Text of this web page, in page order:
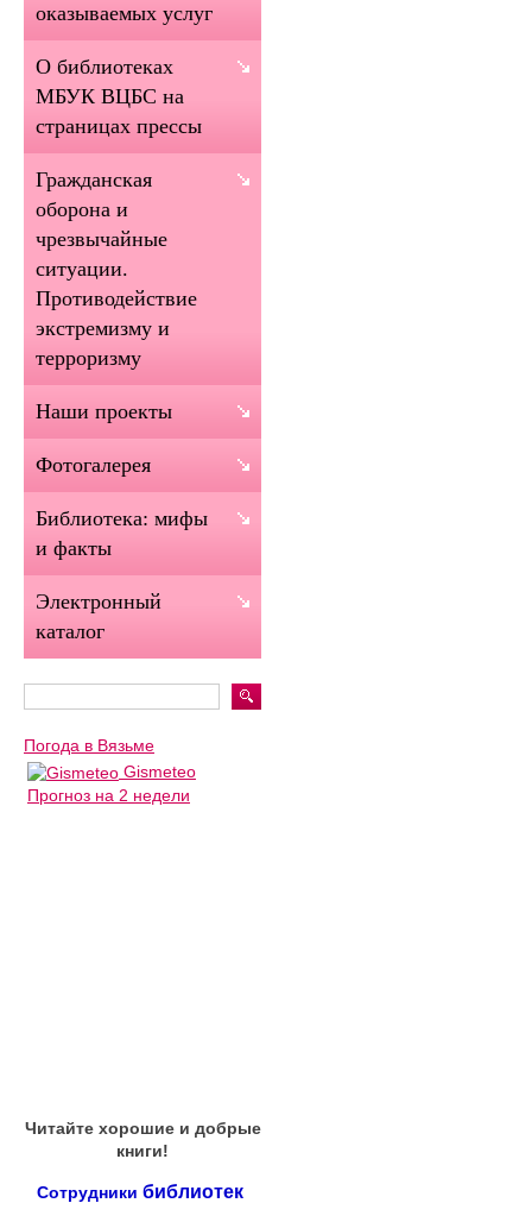
оказываемых услуг
О библиотеках
МБУК ВЦБС на
страницах прессы
Гражданская
оборона и
чрезвычайные
ситуации.
Противодействие
экстремизму и
терроризму
Наши проекты
Фотогалерея
Библиотека: мифы
и факты
Электронный
каталог
Погода в Вязьме
Gismeteo
Прогноз на 2 недели
Читайте хорошие и добрые
книги!
Сотрудники библиотек